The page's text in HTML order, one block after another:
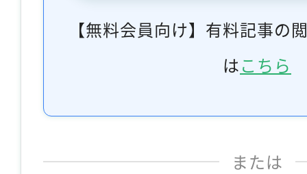
【無料会員向け】有料記事の
はこちら
または